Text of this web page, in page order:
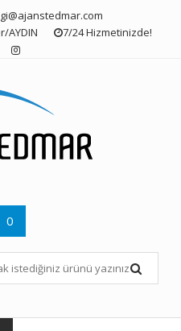
AYDIN
7/24 Hizmetinizde!
0